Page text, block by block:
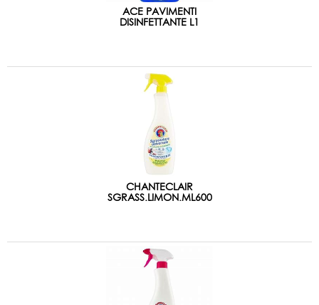
ACE PAVIMENTI
DISINFETTANTE L1
CHANTECLAIR
SGRASS.LIMON.ML600